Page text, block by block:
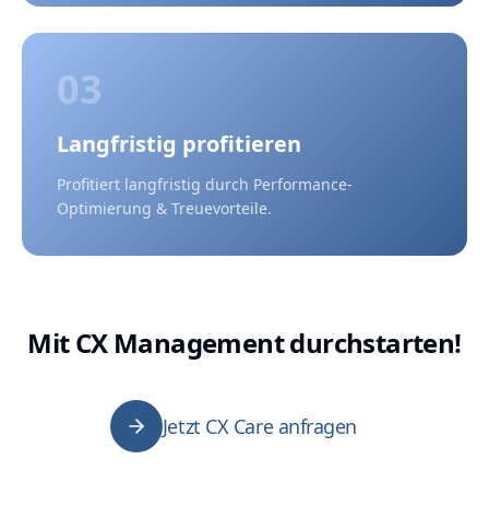
03
Langfristig profitieren
Profitiert langfristig durch Performance-
Optimierung & Treuevorteile.
Mit CX Management durchstarten!
Jetzt CX Care anfragen